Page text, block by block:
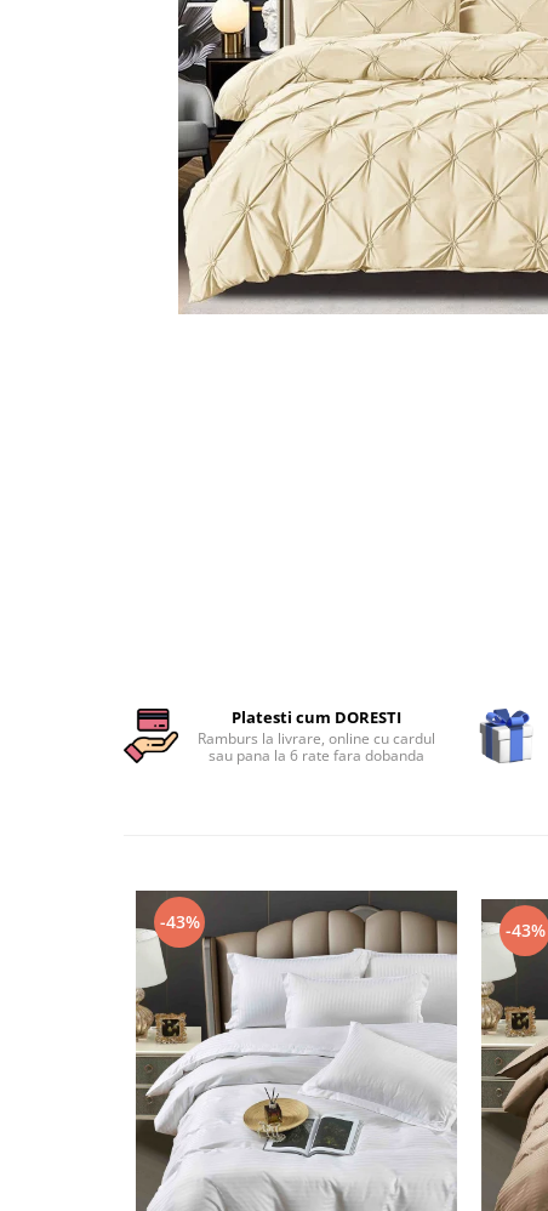
Lenjerii De Pat Creponate
Lenjerii De Pat Bumbac Poplin 2
Lenjerii De Pat Bumbac Poplin,
Matlasate, 2 Persoane
Lenjerii De Pat Bumbac Satinat 2
Lenjerii De Pat Volanase
Set Lenjerie De Pat Jacquard Regal,
11 Piese, Cuvertura Inclusa
Lenjerii De Pat Damasc 1 Persoana
Lenjerii De Pat, Imprimeu 3D, 1
Platesti cum DORESTI
Ramburs la livrare, online cu cardul
sau pana la 6 rate fara dobanda
-43% -43%